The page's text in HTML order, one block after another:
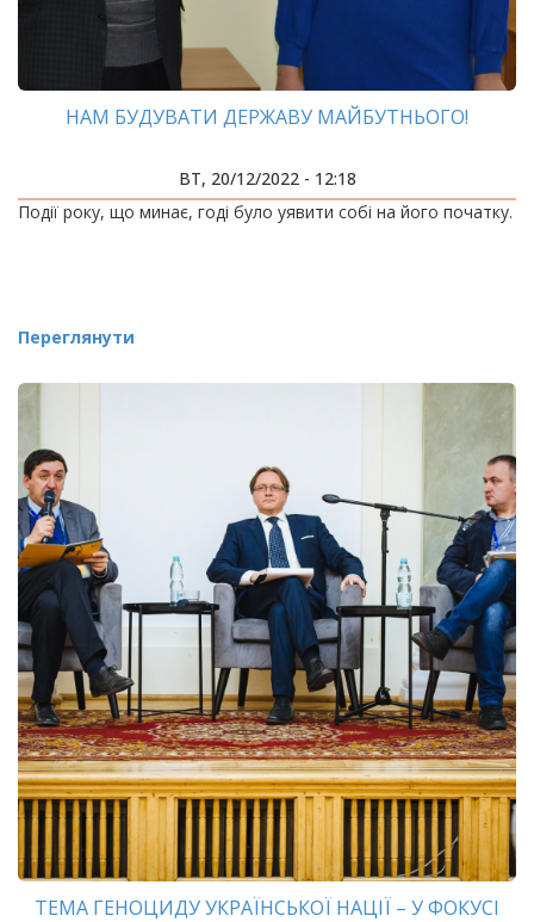
НАМ БУДУВАТИ ДЕРЖАВУ МАЙБУТНЬОГО!
ВТ, 20/12/2022 - 12:18
Події року, що минає, годі було уявити собі на його початку.
Переглянути
ТЕМА ГЕНОЦИДУ УКРАЇНСЬКОЇ НАЦІЇ – У ФОКУСІ